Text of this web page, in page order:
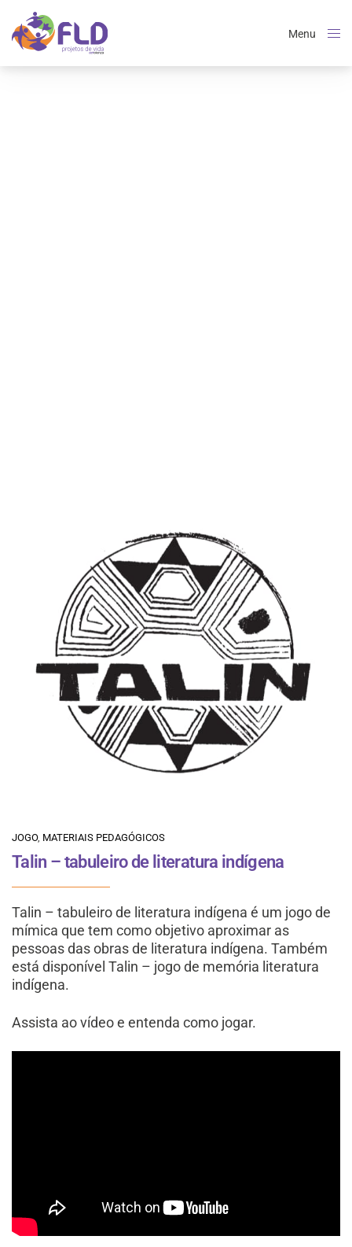
Menu
JOGO, MATERIAIS PEDAGÓGICOS
Talin – tabuleiro de literatura indígena
Talin – tabuleiro de literatura indígena é um jogo de
mímica que tem como objetivo aproximar as
pessoas das obras de literatura indígena. Também
está disponível Talin – jogo de memória literatura
indígena.
Assista ao vídeo e entenda como jogar.